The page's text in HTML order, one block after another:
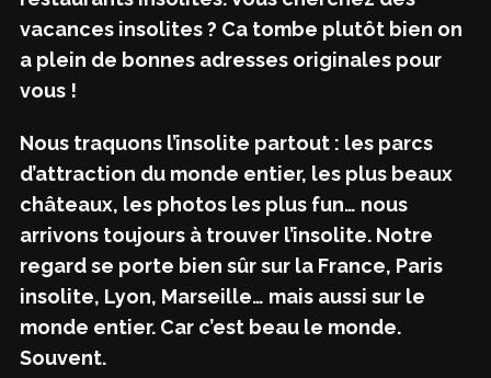
vacances insolites ? Ca tombe plutôt bien on
a plein de bonnes adresses originales pour
vous !
Nous traquons l’insolite partout : les parcs
d’attraction du monde entier, les plus beaux
châteaux, les photos les plus fun… nous
arrivons toujours à trouver l’insolite. Notre
regard se porte bien sûr sur la France, Paris
insolite, Lyon, Marseille… mais aussi sur le
monde entier. Car c’est beau le monde.
Souvent.